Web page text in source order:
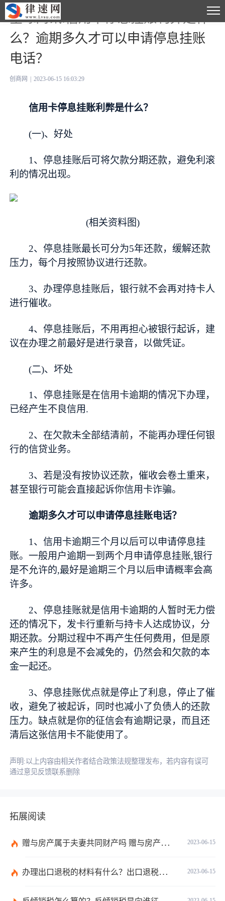
全球简讯:信用卡停息挂账利弊是什
么？逾期多久才可以申请停息挂账
电话？
创商网 2023-06-15 16:03:29
信用卡停息挂账利弊是什么？
(一)、好处
1、停息挂账后可将欠款分期还款，避免利滚
利的情况出现。
(相关资料图)
2、停息挂账最长可分为5年还款，缓解还款
压力，每个月按照协议进行还款。
3、办理停息挂账后，银行就不会再对持卡人
进行催收。
4、停息挂账后，不用再担心被银行起诉，建
议在办理之前最好是进行录音，以做凭证。
(二)、坏处
1、停息挂账是在信用卡逾期的情况下办理，
已经产生不良信用.
2、在欠款未全部结清前，不能再办理任何银
行的信贷业务。
3、若是没有按协议还款，催收会卷土重来，
甚至银行可能会直接起诉你信用卡诈骗。
逾期多久才可以申请停息挂账电话？
1、信用卡逾期三个月以后可以申请停息挂
账。一般用户逾期一到两个月申请停息挂账,银行
是不允许的,最好是逾期三个月以后申请概率会高
许多。
2、停息挂账就是信用卡逾期的人暂时无力偿
还的情况下，发卡行重新与持卡人达成协议，分
期还款。分期过程中不再产生任何费用，但是原
来产生的利息是不会减免的，仍然会和欠款的本
金一起还。
3、停息挂账优点就是停止了利息，停止了催
收，避免了被起诉，同时也减小了负债人的还款
压力。缺点就是你的征信会有逾期记录，而且还
清后这张信用卡不能使用了。
声明:以上内容由相关作者结合政策法规整理发布，若内容有误可
通过意见反馈联系删除
拓展阅读
2023-06-15
赠与房产属于夫妻共同财产吗 赠与房产需要公证吗？
2023-06-15
办理出口退税的材料有什么？出口退税的办理程序有哪些？电器出口退税怎么算？ 世界今日报